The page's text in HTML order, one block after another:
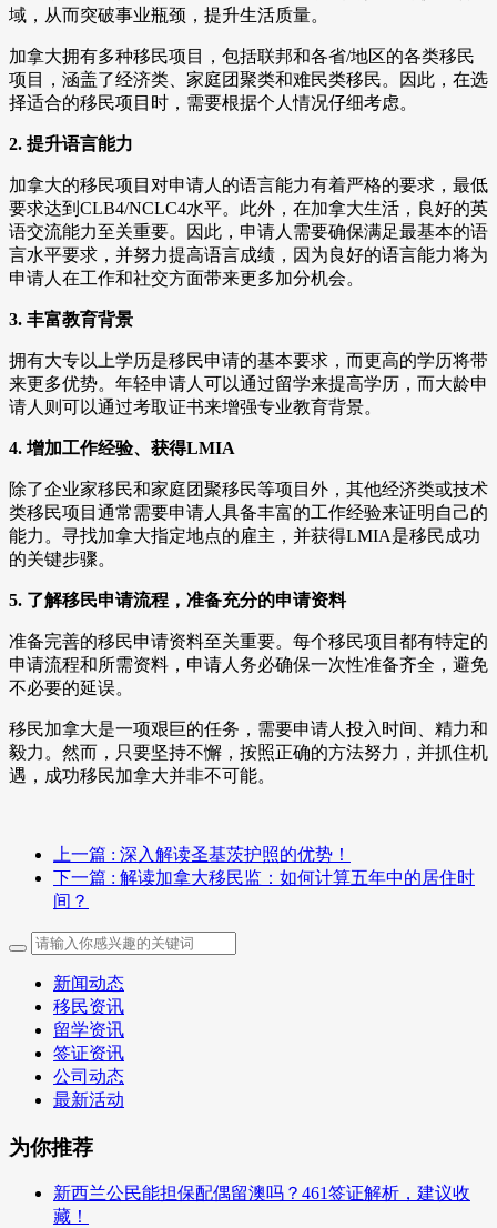
域，从而突破事业瓶颈，提升生活质量。
加拿大拥有多种移民项目，包括联邦和各省/地区的各类移民
项目，涵盖了经济类、家庭团聚类和难民类移民。因此，在选
择适合的移民项目时，需要根据个人情况仔细考虑。
2. 提升语言能力
加拿大的移民项目对申请人的语言能力有着严格的要求，最低
要求达到CLB4/NCLC4水平。此外，在加拿大生活，良好的英
语交流能力至关重要。因此，申请人需要确保满足最基本的语
言水平要求，并努力提高语言成绩，因为良好的语言能力将为
申请人在工作和社交方面带来更多加分机会。
3. 丰富教育背景
拥有大专以上学历是移民申请的基本要求，而更高的学历将带
来更多优势。年轻申请人可以通过留学来提高学历，而大龄申
请人则可以通过考取证书来增强专业教育背景。
4. 增加工作经验、获得LMIA
除了企业家移民和家庭团聚移民等项目外，其他经济类或技术
类移民项目通常需要申请人具备丰富的工作经验来证明自己的
能力。寻找加拿大指定地点的雇主，并获得LMIA是移民成功
的关键步骤。
5. 了解移民申请流程，准备充分的申请资料
准备完善的移民申请资料至关重要。每个移民项目都有特定的
申请流程和所需资料，申请人务必确保一次性准备齐全，避免
不必要的延误。
移民加拿大是一项艰巨的任务，需要申请人投入时间、精力和
毅力。然而，只要坚持不懈，按照正确的方法努力，并抓住机
遇，成功移民加拿大并非不可能。
上一篇 : 深入解读圣基茨护照的优势！
下一篇 : 解读加拿大移民监：如何计算五年中的居住时
间？
新闻动态
移民资讯
留学资讯
签证资讯
公司动态
最新活动
为你推荐
新西兰公民能担保配偶留澳吗？461签证解析，建议收
藏！